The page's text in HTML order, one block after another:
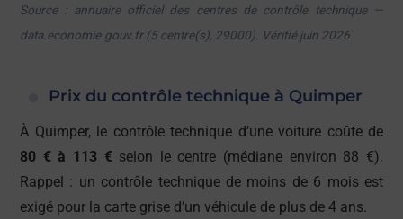
Source : annuaire officiel des centres de contrôle technique —
data.economie.gouv.fr (5 centre(s), 29000). Vérifié juin 2026.
Prix du contrôle technique à Quimper
À Quimper, le contrôle technique d’une voiture coûte de
80 € à 113 €selon le centre (médiane environ 88 €).
Rappel : un contrôle technique de moins de 6 mois est
exigé pour la carte grise d’un véhicule de plus de 4 ans.